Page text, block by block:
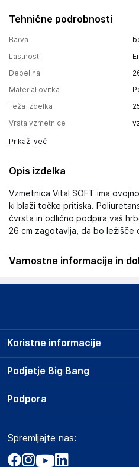
Tehnične podrobnosti
Barva
Lastnosti
Debelina
Material ovitka
Teža izdelka
Vrsta vzmetnice
Prikaži več
Opis izdelka
Vzmetnica Vital SOFT ima
ki blaži točke pritiska.
čvrsta in odlično podpira vaš
26 cm zagotavlja, da bo ležišče
Varnostne informacije in
Podatki o proizvajalcu
KRISTAL d.o.o. Rence
Slovenija
Gospodarski subjekt s sedežem
izdelka z zahtevanimi predpisi.
Podjetje Big Bang
O podjetju
Obvestila za javnost
Akt o digitalnih storitvah
Koristne informacije
Prodajna mesta
Storitve
Dostava, vnos in odvoz
Podpora
Marketplace
Kako oddati naročilo?
Spremljajte nas: